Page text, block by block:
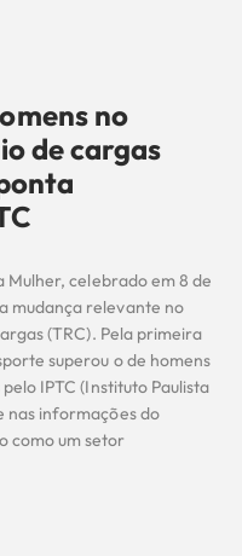
no
de cargas
Mulher, celebrado em 8 de
mudança relevante no
(TRC). Pela primeira
superou o de homens
IPTC (Instituto Paulista
nas informações do
como um setor